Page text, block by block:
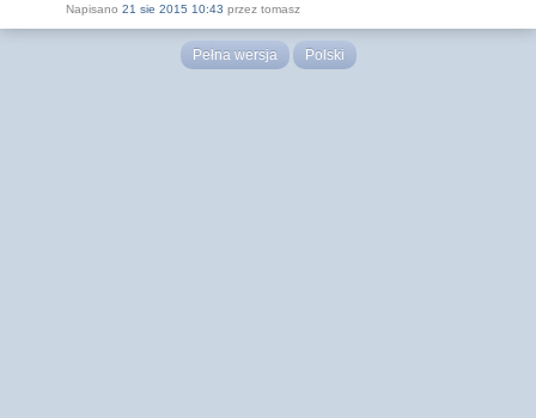
Napisano 21 sie 2015 10:43 przez tomasz
Pełna wersja Polski